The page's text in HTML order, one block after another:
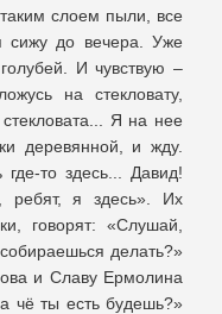
слоем пыли, все
сижу до вечера. Уже
И чувствую –
на стекловату,
Я на нее
деревянной, и жду.
то здесь... Давид!
ребят, я здесь». Их
говорят: «Слушай,
делать?»
и Славу Ермолина
чё ты есть будешь?»